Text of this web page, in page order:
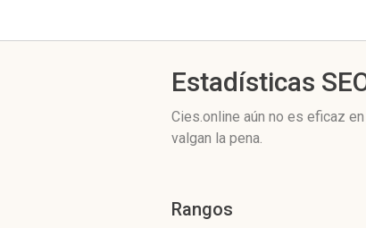
Estadísticas
Cies.online aún no es eficaz
valgan la pena.
Rangos